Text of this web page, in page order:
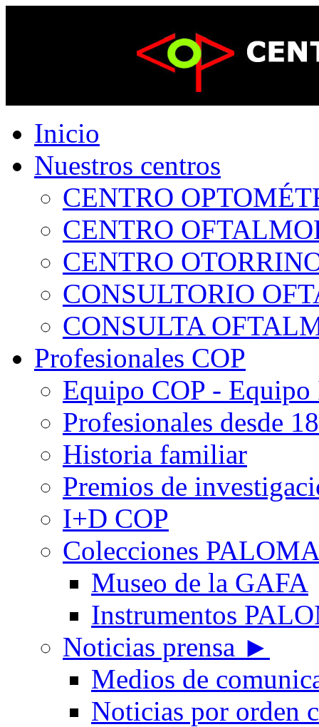
Inicio
Nuestros centros
CENTRO
CENTRO
CENTRO
CONSULTORIO
CONSULTA
Profesionales COP
Equipo COP -
Profesionales desde
Historia familiar
Premios de
I+D COP
Colecciones
Museo de la GAFA
Instrumentos
Noticias prensa ►
Medios de
Noticias por orden